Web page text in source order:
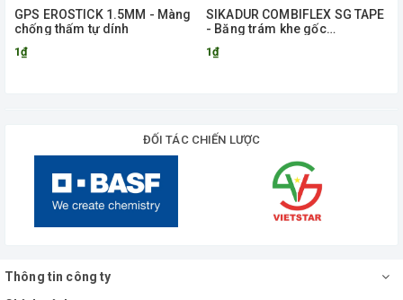
GPS EROSTICK 1.5MM - Màng
chống thấm tự dính
1₫
SIKADUR COMBIFLEX SG TAPE
- Băng trám khe gốc
1₫
ĐỐI TÁC CHIẾN LƯỢC
Thông tin công ty